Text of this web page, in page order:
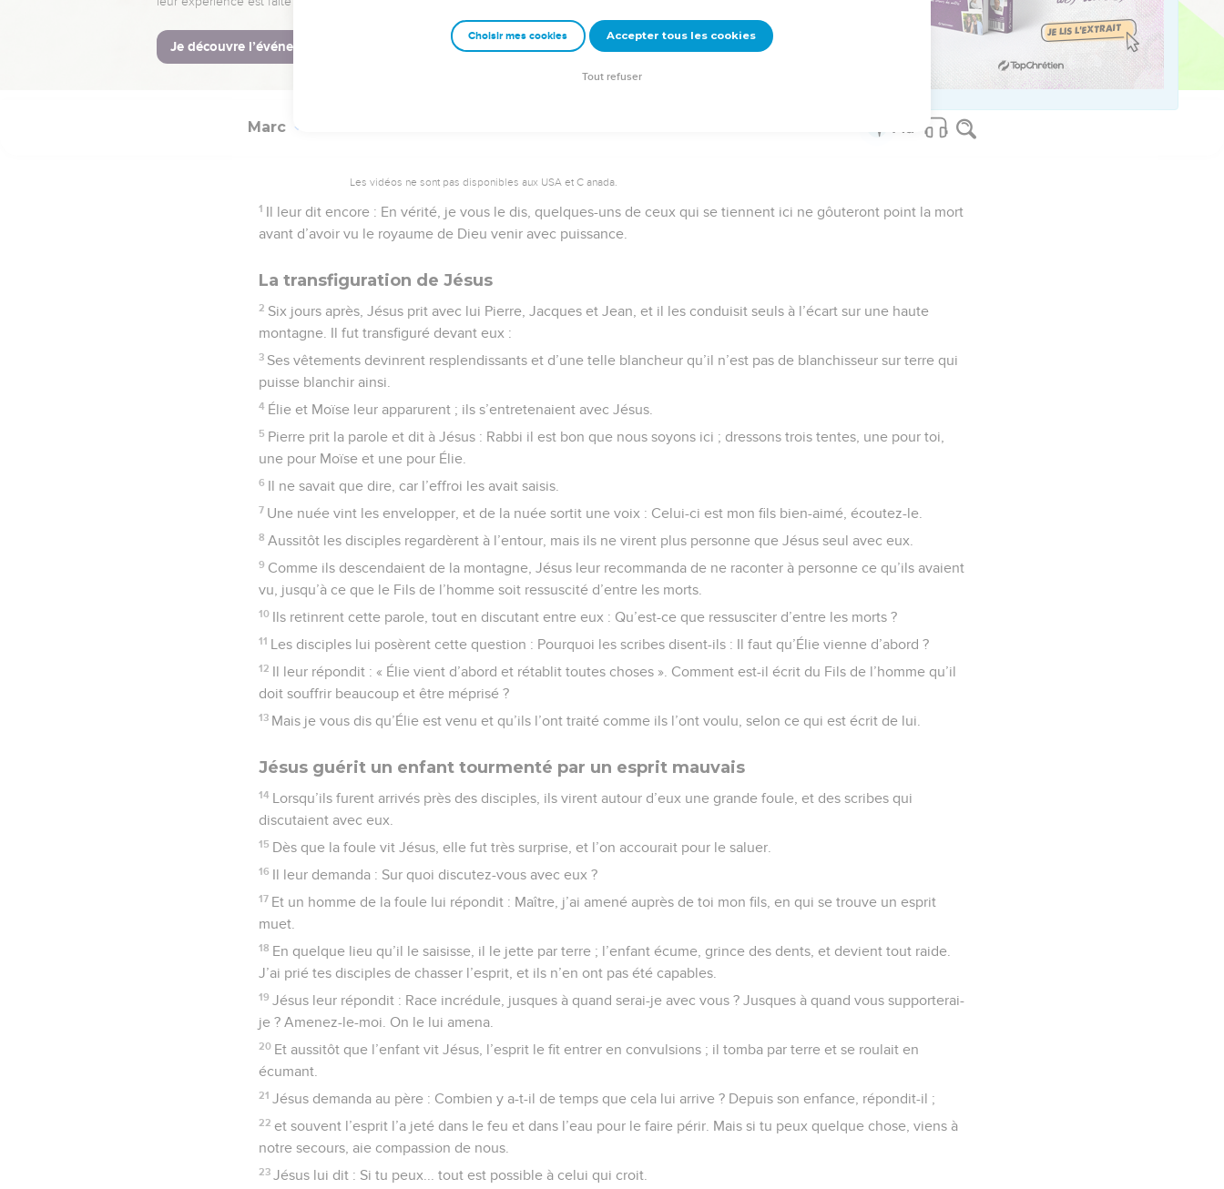
saints anges.
© Société biblique française – Bibli’O, 1978, avec autorisation. Pour vous procurer une Bible imprimée, rendez-vous sur www.editionsbiblio.fr
Marc
Les vidéos ne sont pas disponibles aux USA et C anada.
1 Il leur dit encore : En vérité, je vous le dis, quelques-uns de ceux qui se tiennent ici ne gôuteront point la mort
avant d’avoir vu le royaume de Dieu venir avec puissance.
La transfiguration de Jésus
2 Six jours après, Jésus prit avec lui Pierre, Jacques et Jean, et il les conduisit seuls à l’écart sur une haute
montagne. Il fut transfiguré devant eux :
3 Ses vêtements devinrent resplendissants et d’une telle blancheur qu’il n’est pas de blanchisseur sur terre qui
puisse blanchir ainsi.
4 Élie et Moïse leur apparurent ; ils s’entretenaient avec Jésus.
5 Pierre prit la parole et dit à Jésus : Rabbi il est bon que nous soyons ici ; dressons trois tentes, une pour toi,
une pour Moïse et une pour Élie.
6 Il ne savait que dire, car l’effroi les avait saisis.
7 Une nuée vint les envelopper, et de la nuée sortit une voix : Celui-ci est mon fils bien-aimé, écoutez-le.
8 Aussitôt les disciples regardèrent à l’entour, mais ils ne virent plus personne que Jésus seul avec eux.
9 Comme ils descendaient de la montagne, Jésus leur recommanda de ne raconter à personne ce qu’ils avaient
vu, jusqu’à ce que le Fils de l’homme soit ressuscité d’entre les morts.
10 Ils retinrent cette parole, tout en discutant entre eux : Qu’est-ce que ressusciter d’entre les morts ?
11 Les disciples lui posèrent cette question : Pourquoi les scribes disent-ils : Il faut qu’Élie vienne d’abord ?
12 Il leur répondit : « Élie vient d’abord et rétablit toutes choses ». Comment est-il écrit du Fils de l’homme qu’il
doit souffrir beaucoup et être méprisé ?
13 Mais je vous dis qu’Élie est venu et qu’ils l’ont traité comme ils l’ont voulu, selon ce qui est écrit de lui.
Jésus guérit un enfant tourmenté par un esprit mauvais
14 Lorsqu’ils furent arrivés près des disciples, ils virent autour d’eux une grande foule, et des scribes qui
discutaient avec eux.
15 Dès que la foule vit Jésus, elle fut très surprise, et l’on accourait pour le saluer.
16 Il leur demanda : Sur quoi discutez-vous avec eux ?
17 Et un homme de la foule lui répondit : Maître, j’ai amené auprès de toi mon fils, en qui se trouve un esprit
muet.
18 En quelque lieu qu’il le saisisse, il le jette par terre ; l’enfant écume, grince des dents, et devient tout raide.
J’ai prié tes disciples de chasser l’esprit, et ils n’en ont pas été capables.
19 Jésus leur répondit : Race incrédule, jusques à quand serai-je avec vous ? Jusques à quand vous supporterai-
je ? Amenez-le-moi. On le lui amena.
20 Et aussitôt que l’enfant vit Jésus, l’esprit le fit entrer en convulsions ; il tomba par terre et se roulait en
écumant.
21 Jésus demanda au père : Combien y a-t-il de temps que cela lui arrive ? Depuis son enfance, répondit-il ;
22 et souvent l’esprit l’a jeté dans le feu et dans l’eau pour le faire périr. Mais si tu peux quelque chose, viens à
notre secours, aie compassion de nous.
23 Jésus lui dit : Si tu peux... tout est possible à celui qui croit.
Choisir mes cookies Accepter tous les cookies
Tout refuser